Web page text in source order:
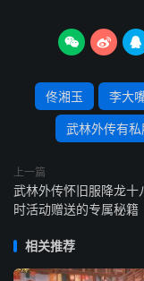
  
佟湘玉 李大
武林外传有私
上一篇
武林外传怀旧服降龙十
时活动赠送的专属秘籍
相关推荐